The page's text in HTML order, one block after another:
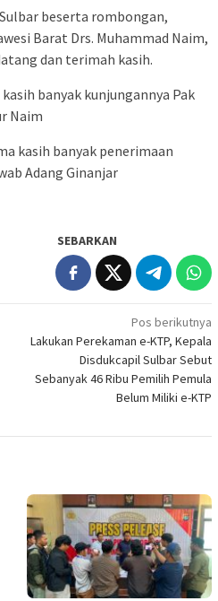
beserta rombongan,
Barat Drs. Muhammad Naim,
dan terimah kasih.
banyak kunjungannya Pak
Naim
kasih banyak penerimaan
Adang Ginanjar
SEBARKAN
Pos berikutnya
Lakukan Perekaman e-KTP, Kepala
Disdukcapil Sulbar Sebut
Sebanyak 46 Ribu Pemilih Pemula
Belum Miliki e-KTP